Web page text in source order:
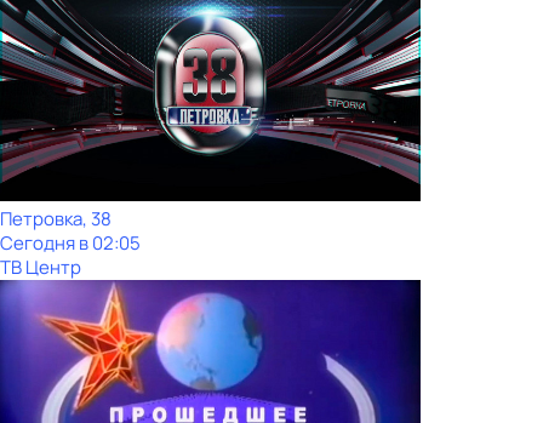
Петровка, 38
Сегодня в 02:05
ТВ Центр